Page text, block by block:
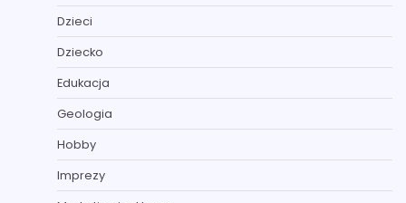
Dzieci
Dziecko
Edukacja
Geologia
Hobby
Imprezy